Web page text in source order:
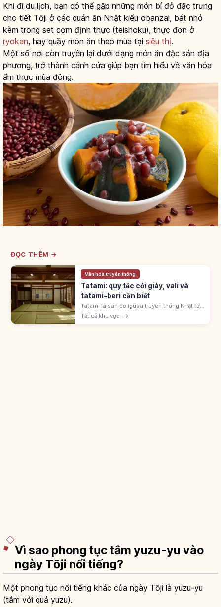
Khi đi du lịch, bạn có thể gặp những món bí đỏ đặc trưng
cho tiết Tōji ở các quán ăn Nhật kiểu obanzai, bát nhỏ
kèm trong set cơm định thực (teishoku), thực đơn ở
ryokan, hay quầy món ăn theo mùa tại siêu thị.
Một số nơi còn truyền lại dưới dạng món ăn đặc sản địa
phương, trở thành cánh cửa giúp bạn tìm hiểu về văn hóa
ẩm thực mùa đông.
ĐỌC THÊM →
Văn hóa truyền thống
Tatami: quy tắc cởi giày, vali và
tatami-beri cần biết
Tatami là sàn cỏ igusa truyền thống Nhật từ
thời Muromachi. Cởi giày dép, không kéo
vali, tránh giẫm viền tatami-beri; mang tất
Tất cả khu vực →
Vì sao phong tục tắm yuzu-yu vào
ngày Tōji nổi tiếng?
Một phong tục nổi tiếng khác của ngày Tōji là yuzu-yu
(tắm với quả yuzu).